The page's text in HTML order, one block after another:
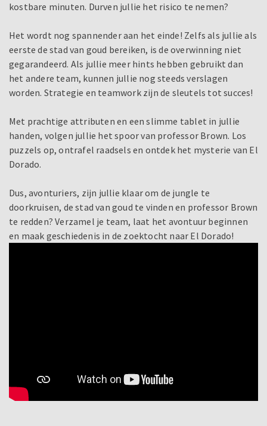
kostbare minuten. Durven jullie het risico te nemen?
Het wordt nog spannender aan het einde! Zelfs als jullie als
eerste de stad van goud bereiken, is de overwinning niet
gegarandeerd. Als jullie meer hints hebben gebruikt dan
het andere team, kunnen jullie nog steeds verslagen
worden. Strategie en teamwork zijn de sleutels tot succes!
Met prachtige attributen en een slimme tablet in jullie
handen, volgen jullie het spoor van professor Brown. Los
puzzels op, ontrafel raadsels en ontdek het mysterie van El
Dorado.
Dus, avonturiers, zijn jullie klaar om de jungle te
doorkruisen, de stad van goud te vinden en professor Brown
te redden? Verzamel je team, laat het avontuur beginnen
en maak geschiedenis in de zoektocht naar El Dorado!